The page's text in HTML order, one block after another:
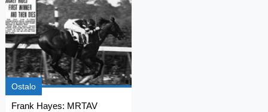
Ostalo
Frank Hayes: MRTAV